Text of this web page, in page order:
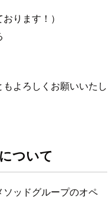
ります！）
よろしくお願いいたし
ついて
ッドグループのオペ